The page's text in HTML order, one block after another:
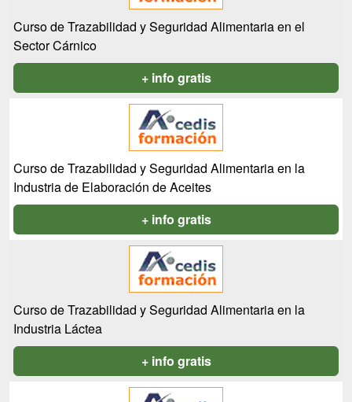
Curso de Trazabilidad y Seguridad Alimentaria en el
Sector Cárnico
+ info gratis
Curso de Trazabilidad y Seguridad Alimentaria en la
Industria de Elaboración de Aceites
+ info gratis
Curso de Trazabilidad y Seguridad Alimentaria en la
Industria Láctea
+ info gratis